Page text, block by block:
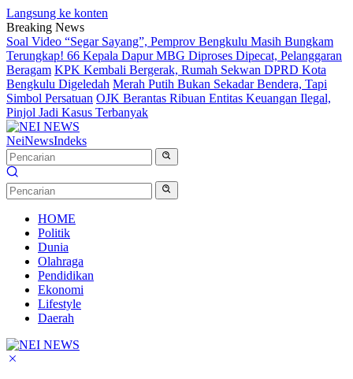
Langsung ke konten
Breaking News
Soal Video “Segar Sayang”, Pemprov Bengkulu Masih Bungkam
Terungkap! 66 Kepala Dapur MBG Diproses Dipecat, Pelanggaran
Beragam KPK Kembali Bergerak, Rumah Sekwan DPRD Kota
Bengkulu Digeledah Merah Putih Bukan Sekadar Bendera, Tapi
Simbol Persatuan OJK Berantas Ribuan Entitas Keuangan Ilegal,
Pinjol Jadi Kasus Terbanyak
NeiNewsIndeks
HOME
Politik
Dunia
Olahraga
Pendidikan
Ekonomi
Lifestyle
Daerah